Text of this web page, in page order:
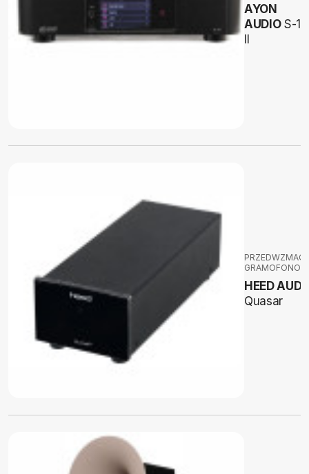
AYON
AUDIO S-10
II
HEED
Quasar